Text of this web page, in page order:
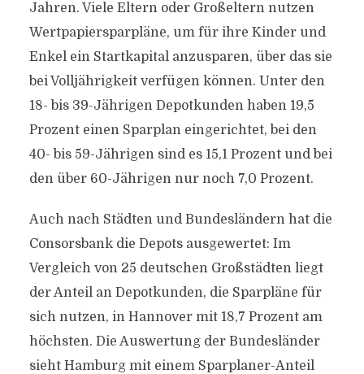
Jahren. Viele Eltern oder Großeltern nutzen
Wertpapiersparpläne, um für ihre Kinder und
Enkel ein Startkapital anzusparen, über das sie
bei Volljährigkeit verfügen können. Unter den
18- bis 39-Jährigen Depotkunden haben 19,5
Prozent einen Sparplan eingerichtet, bei den
40- bis 59-Jährigen sind es 15,1 Prozent und bei
den über 60-Jährigen nur noch 7,0 Prozent.
Auch nach Städten und Bundesländern hat die
Consorsbank die Depots ausgewertet: Im
Vergleich von 25 deutschen Großstädten liegt
der Anteil an Depotkunden, die Sparpläne für
sich nutzen, in Hannover mit 18,7 Prozent am
höchsten. Die Auswertung der Bundesländer
sieht Hamburg mit einem Sparplaner-Anteil